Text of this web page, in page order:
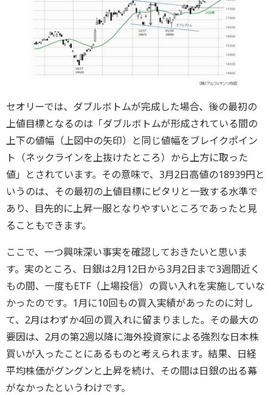
セオリーでは、ダブルボトムが完成した場合、後の最初の
上値目標となるのは「ダブルボトムが形成されている間の
上下の値幅（上図中の矢印）と同じ値幅をブレイクポイン
ト（ネックラインを上抜けたところ）から上方に取った
値」とされています。その意味で、3月2日高値の18939円と
いうのは、その最初の上値目標にピタリと一致する水準で
あり、目先的に上昇一服となりやすいところであったと見
ることもできます。
ここで、一つ興味深い事実を確認しておきたいと思いま
す。実のところ、日銀は2月12日から3月2日まで3週間近く
もの間、一度もETF（上場投信）の買い入れを実施していな
かったのです。1月に10回もの買入実績があったのに対し
て、2月はわずか4回の買入れに留まりました。その最大の
要因は、2月の第2週以降に海外投資家による強烈な日本株
買いが入ったことにあるものと考えられます。結果、日経
平均株価がグングンと上昇を続け、その間は日銀の出る幕
がなかったというわけです。